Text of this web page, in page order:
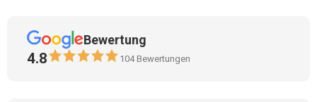
Bewertung
4.8 104Bewertungen